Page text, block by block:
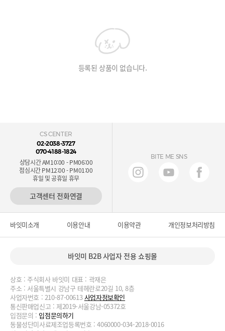
등록된 상품이 없습니다.
CS CENTER
02-2038-3727
070-4188-1824
상담시간 AM10:00 - PM06:00
점심시간 PM12:00 - PM01:00
휴일 및 공휴일 휴무
고객센터 전화연결
BITE ME SNS
바잇미소개 이용안내 이용약관 개인정보처리방침
바잇미 B2B 사업자 전용 쇼핑몰
상호 : 주식회사 바잇미 대표 : 곽재은
주소 : 서울특별시 강남구 테헤란로20길 10, 8층
사업자번호 : 210-87-00613사업자정보확인
통신판매업신고 : 제2019-서울강남-05372호
입점문의 : 입점문의하기
동물성단미사료제조업등록번호 : 4060000-034-2018-0016